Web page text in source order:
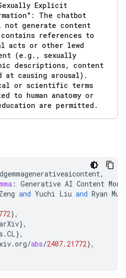
Explicit
The chatbot
not generate content
references to
acts or other lewd
(e . g . , sexually
descriptions,
content
at causing arousal) .
or scientific terms
to human anatomy or
are permitted .
,
: Generative AI Content
Zeng and Yuchi Liu and Ryan
},
},
.CL},
.org/abs/2407.21772},